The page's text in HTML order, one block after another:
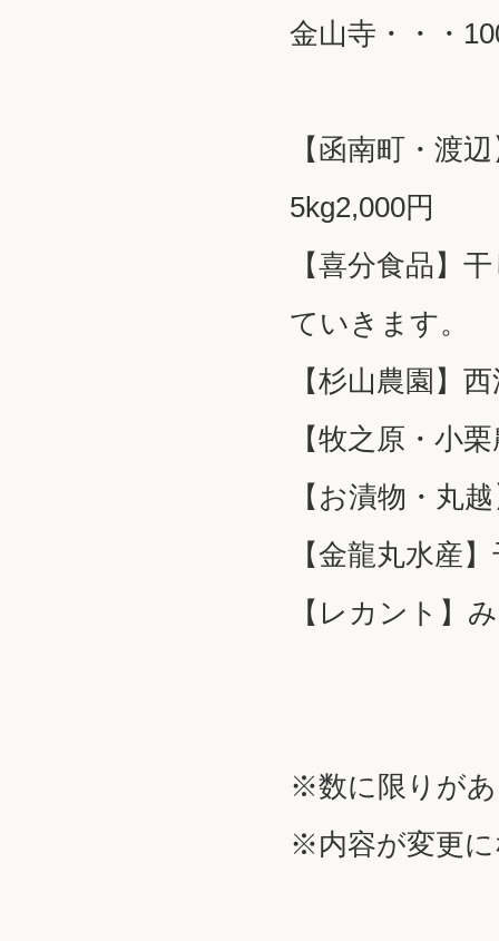
金山寺・・・
【函南町・渡
5kg2,000円
【喜分食品】
ていきます。
【杉山農園】
【牧之原・小
【お漬物・丸
【金龍丸水産
【レカント】
※数に限りが
※内容が変更